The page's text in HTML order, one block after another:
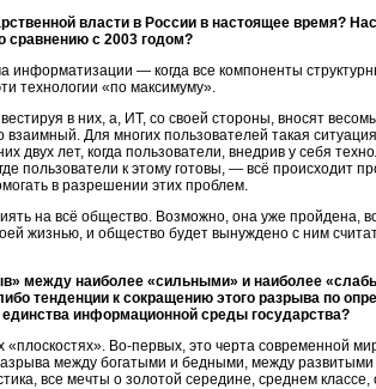
власти в России в настоящее время?
сравнению с 2003 годом?
информатизации — когда все компоненты
технологии «по максимуму».
в них, а, ИТ, со своей стороны, вносят
Для многих пользователей такая
лет, когда пользователи, внедрив у себя
пользователи к этому готовы, — всё происходит
в разрешении этих проблем.
на всё общество. Возможно, она уже
жизнью, и общество будет вынуждено с ним
между наиболее «сильными» и наиболее
тенденции к сокращению этого разрыва по
информационной среды государства?
«плоскостях». Во-первых, это черта современной
между богатыми и бедными, между
все мечты о золотой середине, среднем классе,